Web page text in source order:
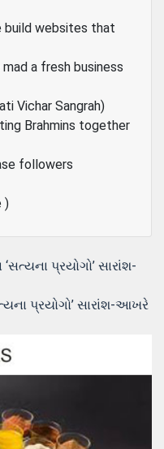
build websites that
mad a fresh business
Vichar Sangrah)
Brahmins together
followers
)
પ્રયોગો’ સારાંશ-
પ્રયોગો’ સારાંશ-આખરે